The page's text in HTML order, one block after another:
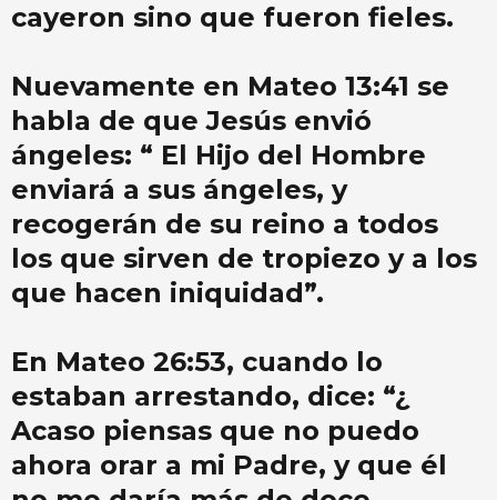
cayeron sino que fueron fieles.
Nuevamente en Mateo 13:41 se
habla de que Jesús envió
ángeles: “ El Hijo del Hombre
enviará a sus ángeles, y
recogerán de su reino a todos
los que sirven de tropiezo y a los
que hacen iniquidad”.
En Mateo 26:53, cuando lo
estaban arrestando, dice: “¿
Acaso piensas que no puedo
ahora orar a mi Padre, y que él